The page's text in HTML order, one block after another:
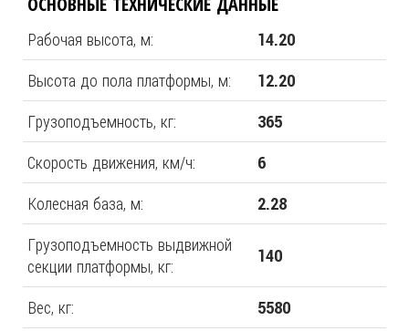
Рабочая высота, м: 14.20
Высота до пола платформы, м: 12.20
Грузоподъемность, кг: 365
Скорость движения, км/ч: 6
Колесная база, м: 2.28
Грузоподъемность выдвижной
секции платформы, кг:
140
Вес, кг: 5580